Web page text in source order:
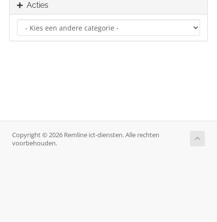
Acties
Copyright © 2026 Remline ict-diensten. Alle rechten
voorbehouden.